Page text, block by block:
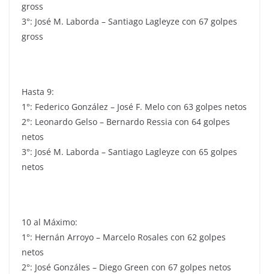
gross
3°: José M. Laborda – Santiago Lagleyze con 67 golpes
gross
Hasta 9:
1°: Federico González – José F. Melo con 63 golpes netos
2°: Leonardo Gelso – Bernardo Ressia con 64 golpes
netos
3°: José M. Laborda – Santiago Lagleyze con 65 golpes
netos
10 al Máximo:
1°: Hernán Arroyo – Marcelo Rosales con 62 golpes
netos
2°: José Gonzáles – Diego Green con 67 golpes netos